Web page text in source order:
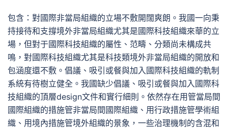
包含：對國際非當局組織的立場不敷開闊爽朗。我國一向秉
持接待和支撐境外非當局組織尤其是國際科技組織來華的立
場，但對于國際科技組織的屬性、范疇、分類尚未構成共
鳴，對國際科技組織尤其是科技類境外非當局組織的開放和
包涵度還不敷。倡議、吸引或餐與加入國際科技組織的軌制
系統有待樹立健全。我國缺少倡議、吸引或餐與加入國際科
技組織的頂層design文件和實行細則。依然存在用管當局間
國際組織的措施管非當局間國際組織、用行政措施管學術組
織、用境內措施管境外組織的景象，一些治理機制的含混和